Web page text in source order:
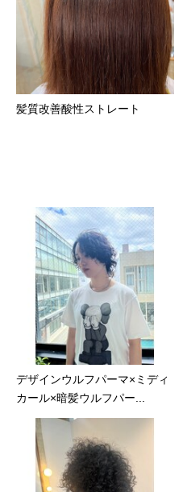
髪質改善酸性ストレート
デザインウルフパーマ×ミディ
カール×暗髪ウルフパー...